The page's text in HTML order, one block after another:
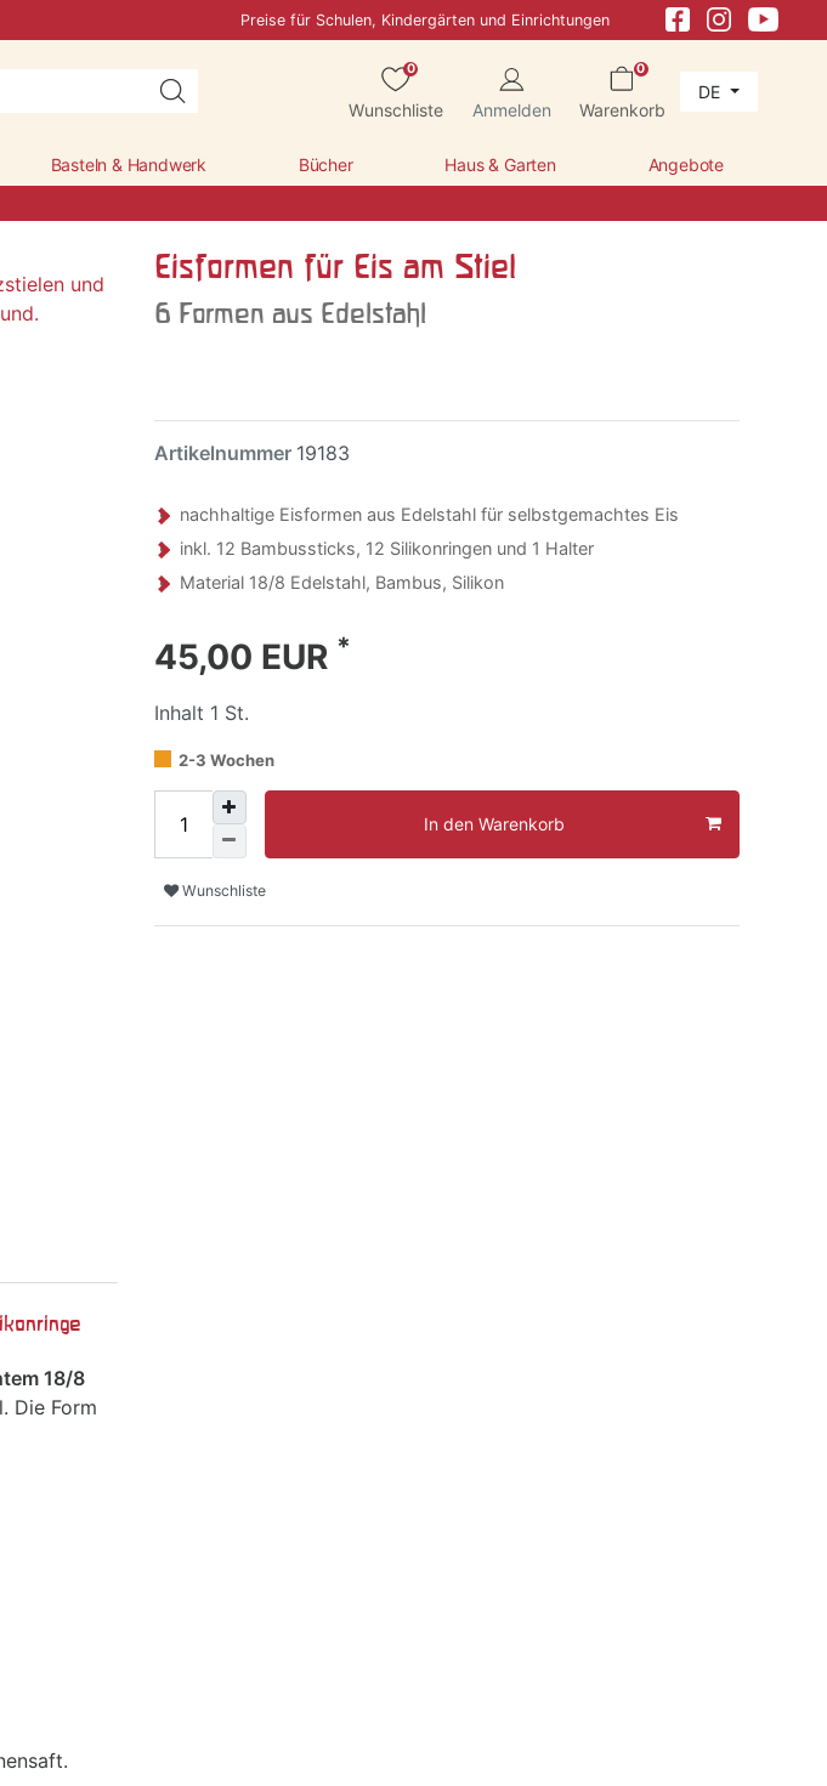
Preise für Schulen, Kindergärten und Einrichtungen
0
Wunschliste Anmelden
0
Warenkorb
DE
Basteln & Handwerk Bücher Haus & Garten Angebote
Eisformen für Eis am Stiel
6 Formen aus Edelstahl
Artikelnummer 19183
nachhaltige Eisformen aus Edelstahl für selbstgemachtes Eis
inkl. 12 Bambussticks, 12 Silikonringen und 1 Halter
Material 18/8 Edelstahl, Bambus, Silikon
45,00 EUR *
Inhalt 1 St.
2-3 Wochen
In den Warenkorb
Wunschliste
18/8
Die Form